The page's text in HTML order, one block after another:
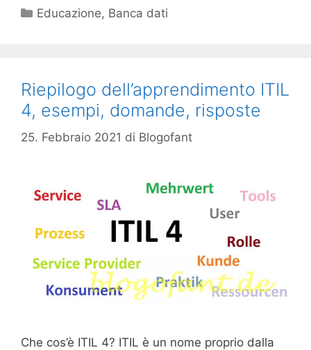
Categorie
Educazione, Banca dati
Riepilogo dell’apprendimento ITIL
4, esempi, domande, risposte
25. Febbraio 2021 di Blogofant
Che cos’è ITIL 4? ITIL è un nome proprio dalla